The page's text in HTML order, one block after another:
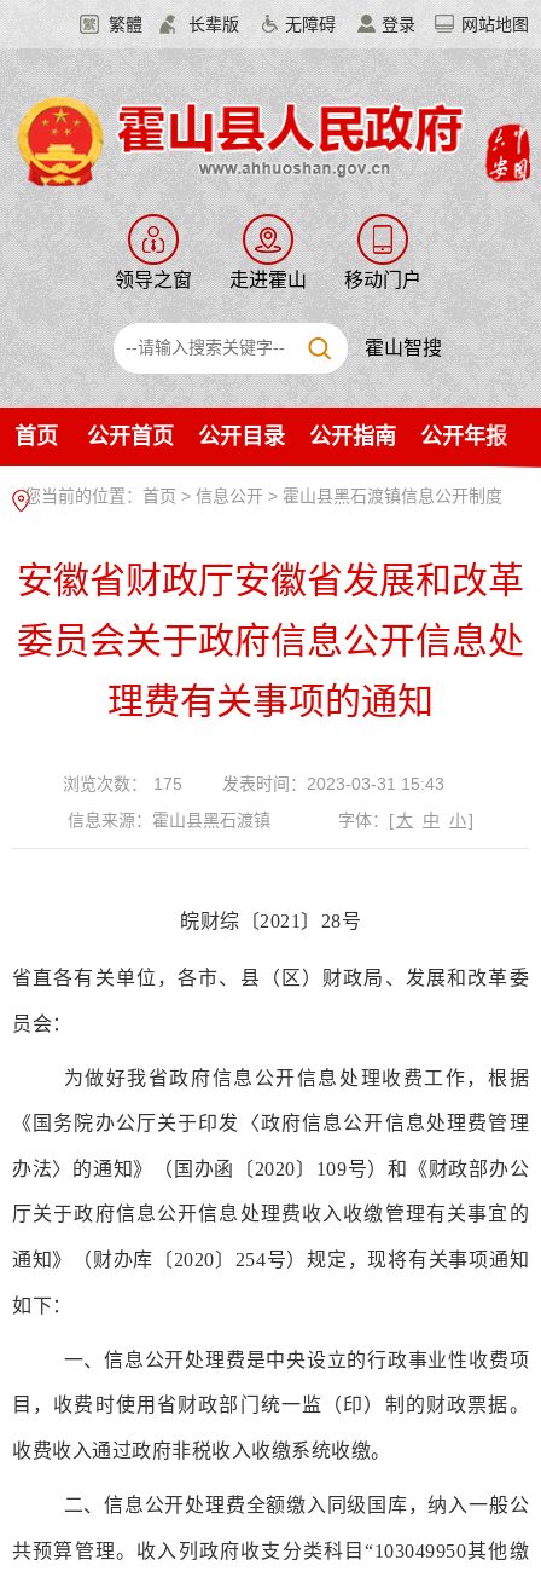
繁體 长辈版 无障碍 登录 网站地图
领导之窗 走进霍山 移动门户
霍山智搜
首页 公开首页 公开目录 公开指南 公开年报
您当前的位置： 首页 > 信息公开 > 霍山县黑石渡镇信息公开制度
安徽省财政厅安徽省发展和改革
委员会关于政府信息公开信息处
理费有关事项的通知
浏览次数： 175
发表时间：2023-03-31 15:43
信息来源：霍山县黑石渡镇
字体： [大 中 小]
皖财综〔2021〕 28号
省直各有关单位，各市、县（区）财政局 、发展和改革委
员会：
为做好我省政府信息公开信息处理收费工作，根据
《国务院办公厅关于印发〈政府信息公开信息处理费管理
办法〉的通知》（ 国办函 〔2020〕 109号）和《财政部办公
厅关于政府信息公开信息处理费收入收缴管理有关事宜的
通知》（财办库 〔2020〕 254号）规定，现将有关事项通知
如下：
一、信息公开处理费是中央设立的行政事业性收费项
目，收费时使用省财政部门统一监（印）制的财政票据。
收费收入通过政府非税收入收缴系统收缴。
二、信息公开处理费全额缴入同级国库，纳入一般公
共预算管理。收入列 政府收支分类科目“103049950其他缴